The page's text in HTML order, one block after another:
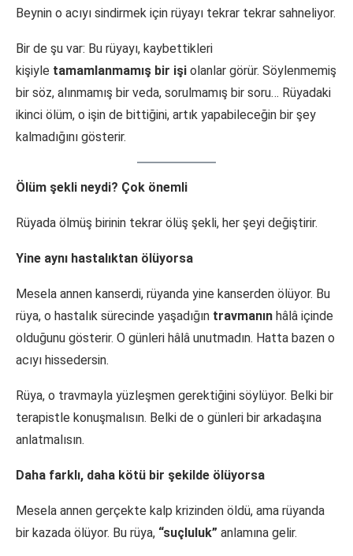
Beynin o acıyı sindirmek için rüyayı tekrar tekrar sahneliyor.
Bir de şu var: Bu rüyayı, kaybettikleri
kişiyle tamamlanmamış bir işi olanlar görür. Söylenmemiş
bir söz, alınmamış bir veda, sorulmamış bir soru… Rüyadaki
ikinci ölüm, o işin de bittiğini, artık yapabileceğin bir şey
kalmadığını gösterir.
Ölüm şekli neydi? Çok önemli
Rüyada ölmüş birinin tekrar ölüş şekli, her şeyi değiştirir.
Yine aynı hastalıktan ölüyorsa
Mesela annen kanserdi, rüyanda yine kanserden ölüyor. Bu
rüya, o hastalık sürecinde yaşadığın travmanın hâlâ içinde
olduğunu gösterir. O günleri hâlâ unutmadın. Hatta bazen o
acıyı hissedersin.
Rüya, o travmayla yüzleşmen gerektiğini söylüyor. Belki bir
terapistle konuşmalısın. Belki de o günleri bir arkadaşına
anlatmalısın.
Daha farklı, daha kötü bir şekilde ölüyorsa
Mesela annen gerçekte kalp krizinden öldü, ama rüyanda
bir kazada ölüyor. Bu rüya, “suçluluk” anlamına gelir.